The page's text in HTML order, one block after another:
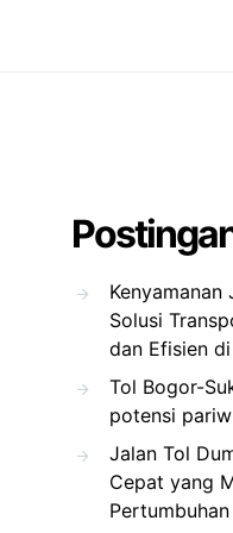
Kenyamanan
Solusi
dan Efisien
Tol Bogor-
potensi
Jalan Tol
Cepat yang